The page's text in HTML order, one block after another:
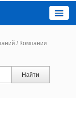
/ Компании
Найти